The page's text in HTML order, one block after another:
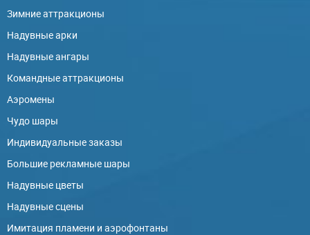
Зимние аттракционы
Надувные арки
Надувные ангары
Командные аттракционы
Аэромены
Чудо шары
Индивидуальные заказы
Большие рекламные шары
Надувные цветы
Надувные сцены
Имитация пламени и аэрофонтаны